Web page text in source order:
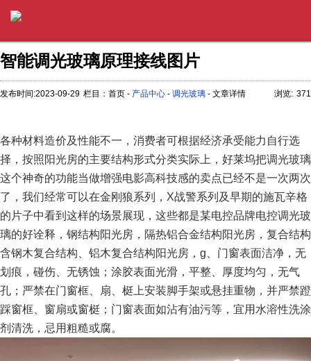
智能调光玻璃原理接线图片
发布时间:2023-09-29 栏目：首页 - 产品中心 - 调光玻璃 - 文章详情 浏览: 371
各种材料造价及性能不一，消费者可根据经济承受能力自行选
择，按照阳光房的主要结构形式分类实际上，好莱坞把调光玻璃
这个神奇的功能当做增强电影高科技感的卖点已经不是一次两次
了，我们经常可以在金刚狼系列，X战警系列及早期的施瓦辛格
的片子中看到这样的场景展现，这些都是某电控品牌电控调光玻
璃的好诠释，钢结构阳光房，隔热铝合金结构阳光房，复合结构
含钢木复合结构、铝木复合结构阳光房，g、门窗表面洁净，无
划痕，碰伤、无锈蚀；涂胶表面光滑，平整、厚度均匀，无气
孔；严禁在门窗框、扇、梃上安装脚手架或悬挂重物，并严禁蹬
踩窗框、窗扇或窗梃；门窗表面如沾有油污等，宜用水溶性洗涂
剂清洗，忌用粗糙或腐。